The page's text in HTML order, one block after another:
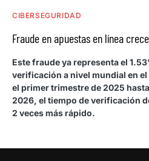
CIBERSEGURIDAD
Fraude en apuestas en línea
Este fraude ya representa el
verificación a nivel mundial en
el primer trimestre de 2025
2026, el tiempo de verificación
2 veces más rápido.